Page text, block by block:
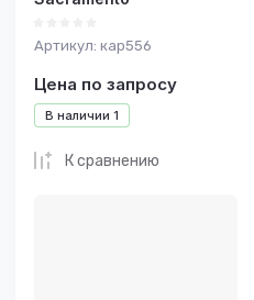
Артикул: кар556
В наличии 1
Цена по запросу
К сравнению